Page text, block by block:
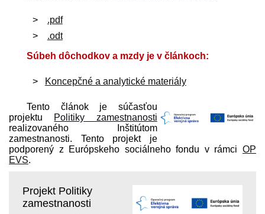
.pdf
.odt
Súbeh dôchodkov a mzdy je v článkoch:
Koncepčné a analytické materiály
Tento článok je súčasťou
projektu Politiky zamestnanosti
realizovaného Inštitútom
zamestnanosti. Tento projekt je
podporený z Európskeho sociálneho fondu v rámci OP
EVS.
Projekt Politiky
zamestnanosti